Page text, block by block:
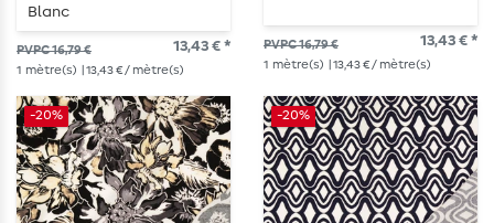
Blanc
PVPC 16,79 € 13,43 € *
1 mètre(s) | 13,43 € / mètre(s)
PVPC 16,79 € 13,43 € *
1 mètre(s) | 13,43 € / mètre(s)
-20% -20%